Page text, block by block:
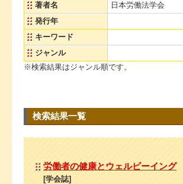
著者名
日本労働法学会
発行年
キーワード
ジャンル
※検索結果はジャンル順です。
検索結果一覧
労働者の健康とウェルビーイング
[学会誌]